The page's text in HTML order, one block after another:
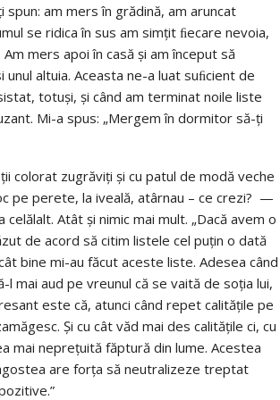
am mers în grădină, am aruncat
se ridica în sus am simţit ﬁecare nevoia,
mers apoi în casă şi am început să
altuia. Aceasta ne-a luat suﬁcient de
totuşi, şi când am terminat noile liste
Mi-a spus: „Mergem în dormitor să-ţi
colorat zugrăviţi şi cu patul de modă veche
pe perete, la iveală, atârnau – ce crezi? —
Atât şi nimic mai mult. „Dacă avem o
de acord să citim listele cel puţin o dată
bine mi-au făcut aceste liste. Adesea când
l mai aud pe vreunul că se vaită de soţia lui,
este că, atunci când repet calităţile pe
Şi cu cât văd mai des calităţile ci, cu
mai nepreţuită făptură din lume. Acestea
are forţa să neutralizeze treptat